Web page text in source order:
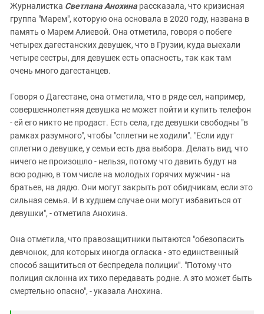
Журналистка Светлана Анохина рассказала, что кризисная
группа "Марем", которую она основала в 2020 году, названа в
память о Марем Алиевой. Она отметила, говоря о побеге
четырех дагестанских девушек, что в Грузии, куда выехали
четыре сестры, для девушек есть опасность, так как там
очень много дагестанцев.
Говоря о Дагестане, она отметила, что в ряде сел, например,
совершеннолетняя девушка не может пойти и купить телефон
- ей его никто не продаст. Есть села, где девушки свободны "в
рамках разумного", чтобы "сплетни не ходили". "Если идут
сплетни о девушке, у семьи есть два выбора. Делать вид, что
ничего не произошло - нельзя, потому что давить будут на
всю родню, в том числе на молодых горячих мужчин - на
братьев, на дядю. Они могут закрыть рот обидчикам, если это
сильная семья. И в худшем случае они могут избавиться от
девушки", - отметила Анохина.
Она отметила, что правозащитники пытаются "обезопасить
девчонок, для которых иногда огласка - это единственный
способ защититься от беспредела полиции". "Потому что
полиция склонна их тихо передавать родне. А это может быть
смертельно опасно", - указала Анохина.